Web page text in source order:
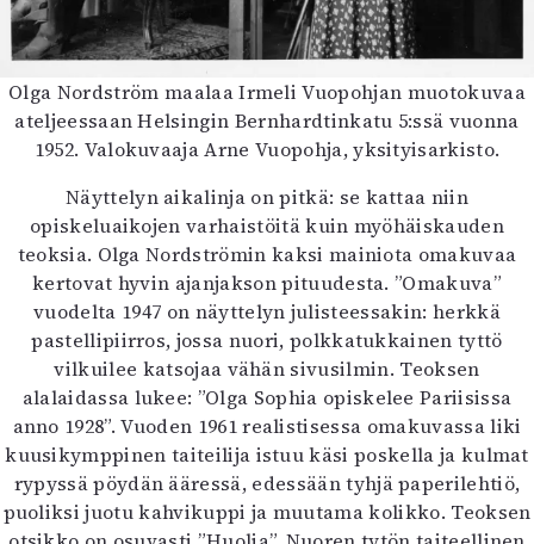
Olga Nordström maalaa Irmeli Vuopohjan muotokuvaa
ateljeessaan Helsingin Bernhardtinkatu 5:ssä vuonna
1952. Valokuvaaja Arne Vuopohja, yksityisarkisto.
Näyttelyn aikalinja on pitkä: se kattaa niin
opiskeluaikojen varhaistöitä kuin myöhäiskauden
teoksia. Olga Nordströmin kaksi mainiota omakuvaa
kertovat hyvin ajanjakson pituudesta. ”Omakuva”
vuodelta 1947 on näyttelyn julisteessakin: herkkä
pastellipiirros, jossa nuori, polkkatukkainen tyttö
vilkuilee katsojaa vähän sivusilmin. Teoksen
alalaidassa lukee: ”Olga Sophia opiskelee Pariisissa
anno 1928”. Vuoden 1961 realistisessa omakuvassa liki
kuusikymppinen taiteilija istuu käsi poskella ja kulmat
rypyssä pöydän ääressä, edessään tyhjä paperilehtiö,
puoliksi juotu kahvikuppi ja muutama kolikko. Teoksen